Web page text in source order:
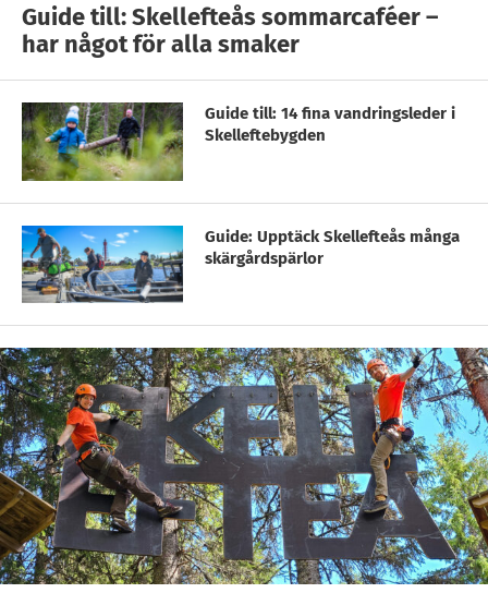
Guide till: Skellefteås sommarcaféer –
har något för alla smaker
Guide till: 14 fina vandringsleder i
Skelleftebygden
Guide: Upptäck Skellefteås många
skärgårdspärlor